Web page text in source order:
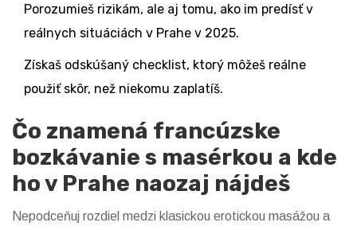
Porozumieš rizikám, ale aj tomu, ako im predísť v
reálnych situáciách v Prahe v 2025.
Získaš odskúšaný checklist, ktorý môžeš reálne
použiť skôr, než niekomu zaplatíš.
Čo znamená francúzske
bozkávanie s masérkou a kde
ho v Prahe naozaj nájdeš
Nepodceňuj rozdiel medzi klasickou erotickou masážou a